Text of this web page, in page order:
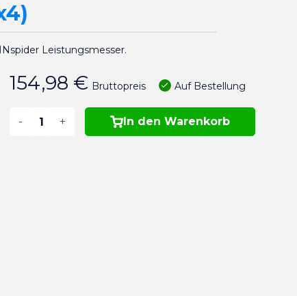
Leistungsmesser.
154,98 € Bruttopreis Auf Bestellung
- + In den Warenkorb